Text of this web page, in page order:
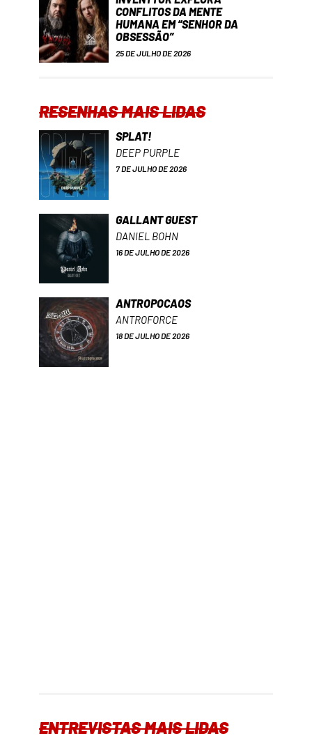
CONFLITOS DA MENTE
HUMANA EM “SENHOR DA
OBSESSÃO”
25 DE JULHO DE 2026
RESENHAS MAIS LIDAS
SPLAT!
DEEP PURPLE
7 DE JULHO DE 2026
GALLANT GUEST
DANIEL BOHN
16 DE JULHO DE 2026
ANTROPOCAOS
ANTROFORCE
18 DE JULHO DE 2026
ENTREVISTAS MAIS LIDAS